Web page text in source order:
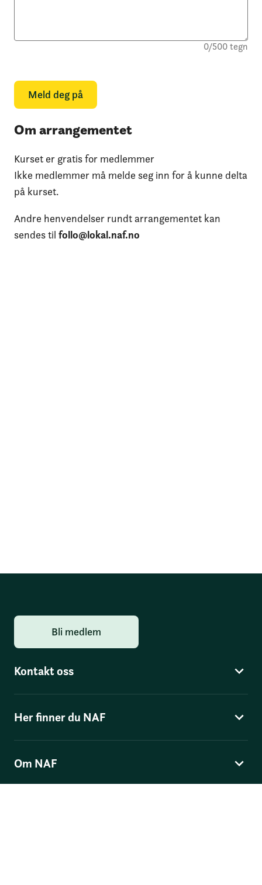
0/500tegn
Meld deg på
Om arrangementet
Kurset er gratis for medlemmer
Ikke medlemmer må melde seg inn for å kunne delta
på kurset.
Andre henvendelser rundt arrangementet kan
sendes til follo@lokal.naf.no
Bli medlem
Kontakt oss
Her finner du NAF
Om NAF